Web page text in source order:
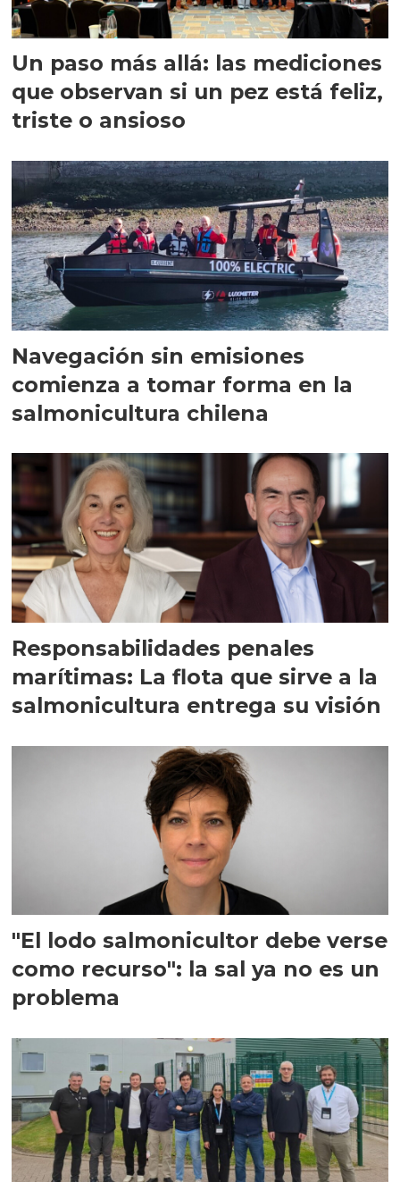
Un paso más allá: las mediciones
que observan si un pez está feliz,
triste o ansioso
Navegación sin emisiones
comienza a tomar forma en la
salmonicultura chilena
Responsabilidades penales
marítimas: La flota que sirve a la
salmonicultura entrega su visión
"El lodo salmonicultor debe verse
como recurso": la sal ya no es un
problema